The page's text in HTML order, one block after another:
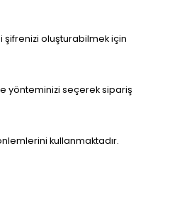
şifrenizi oluşturabilmek için
yönteminizi seçerek sipariş
kullanmaktadır.